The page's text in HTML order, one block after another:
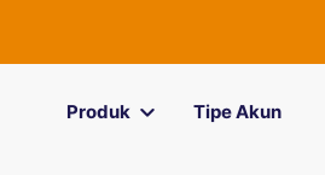
Produk Tipe Akun